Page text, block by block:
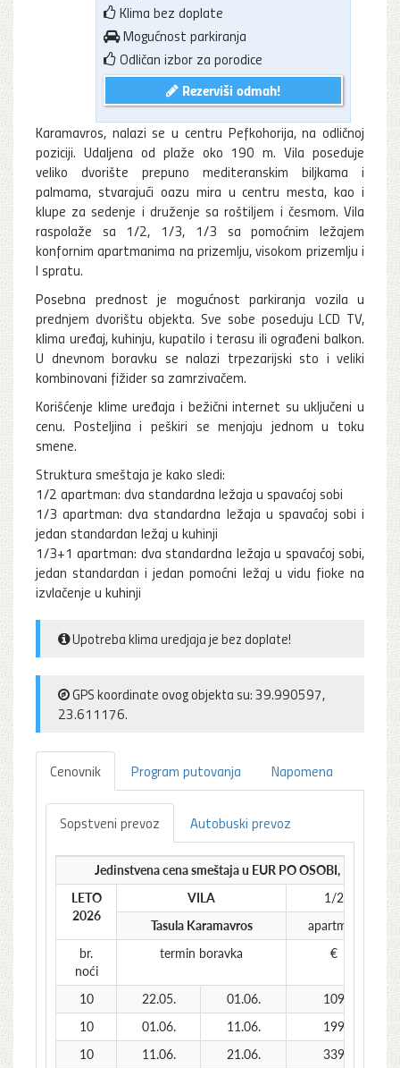
Klima bez doplate
Mogućnost parkiranja
Odličan izbor za porodice
Rezerviši odmah!
Karamavros, nalazi se u centru Pefkohorija, na odličnoj
poziciji. Udaljena od plaže oko 190 m. Vila poseduje
veliko dvorište prepuno mediteranskim biljkama i
palmama, stvarajući oazu mira u centru mesta, kao i
klupe za sedenje i druženje sa roštiljem i česmom. Vila
raspolaže sa 1/2, 1/3, 1/3 sa pomoćnim ležajem
konfornim apartmanima na prizemlju, visokom prizemlju i
I spratu.
Posebna prednost je mogućnost parkiranja vozila u
prednjem dvorištu objekta. Sve sobe poseduju LCD TV,
klima uređaj, kuhinju, kupatilo i terasu ili ograđeni balkon.
U dnevnom boravku se nalazi trpezarijski sto i veliki
kombinovani fižider sa zamrzivačem.
Korišćenje klime uređaja i bežični internet su uključeni u
cenu. Posteljina i peškiri se menjaju jednom u toku
smene.
Struktura smeštaja je kako sledi:
1/2 apartman: dva standardna ležaja u spavaćoj sobi
1/3 apartman: dva standardna ležaja u spavaćoj sobi i
jedan standardan ležaj u kuhinji
1/3+1 apartman: dva standardna ležaja u spavaćoj sobi,
jedan standardan i jedan pomoćni ležaj u vidu fioke na
izvlačenje u kuhinji
Upotreba klima uredjaja je bez doplate!
GPS koordinate ovog objekta su: 39.990597,
23.611176.
Cenovnik Program putovanja Napomena
Sopstveni prevoz Autobuski prevoz
Jedinstvena cena smeštaja u EUR PO OSOBI, 11 dana
LETO
2026
VILA
1/2
Tasula Karamavros
apartman
br.
noći
termin boravka €
10 22.05. 01.06.
109
10
01.06. 11.06.
199
10
11.06. 21.06.
339